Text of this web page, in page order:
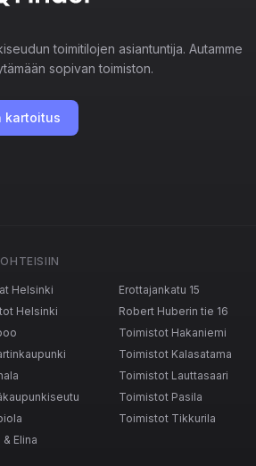
toimitilojen asiantuntija. Autamme
sopivan toimiston.
kartoitus
Helsinki Erottajankatu 15
Helsinki
Robert Huberin tie 16
Toimistot Hakaniemi
Toimistot Kalasatama
Toimistot Lauttasaari
Toimistot Pasila
Toimistot Tikkurila
Elina